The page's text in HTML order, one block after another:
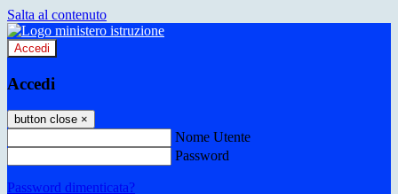
Salta al contenuto
Accedi
Accedi
button close ×
Nome Utente
Password
Password dimenticata?